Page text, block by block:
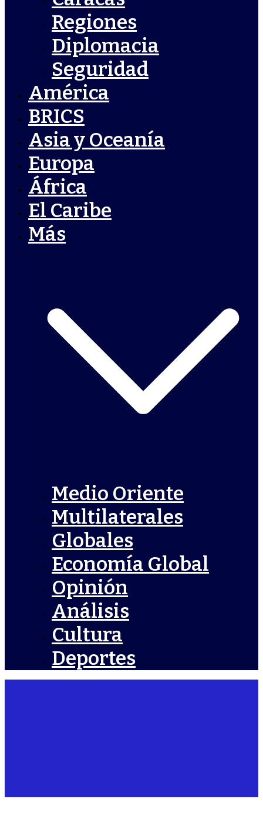
Regiones
Diplomacia
Seguridad
América
BRICS
Asia y Oceanía
Europa
África
El Caribe
Más
Medio Oriente
Multilaterales
Globales
Economía Global
Opinión
Análisis
Cultura
Deportes